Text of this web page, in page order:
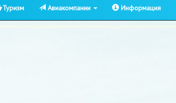
Туризм Авиакомпании Информация